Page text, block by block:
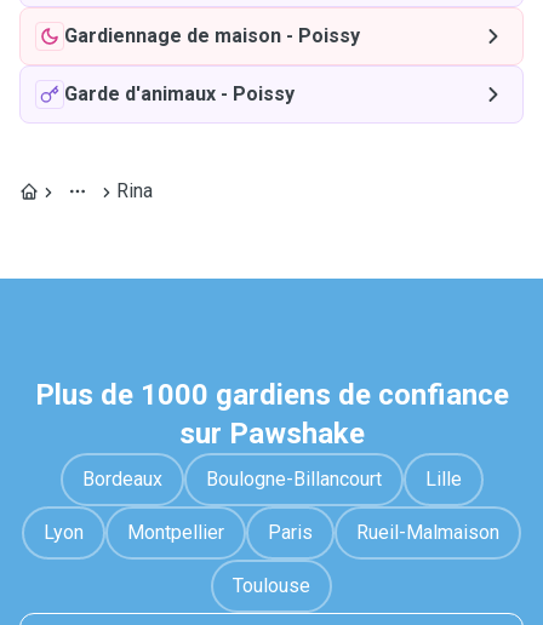
Gardiennage de maison - Poissy
Garde d'animaux - Poissy
Rina
Plus de 1000 gardiens de confiance
sur Pawshake
Bordeaux Boulogne-Billancourt Lille
Lyon Montpellier Paris Rueil-Malmaison
Toulouse